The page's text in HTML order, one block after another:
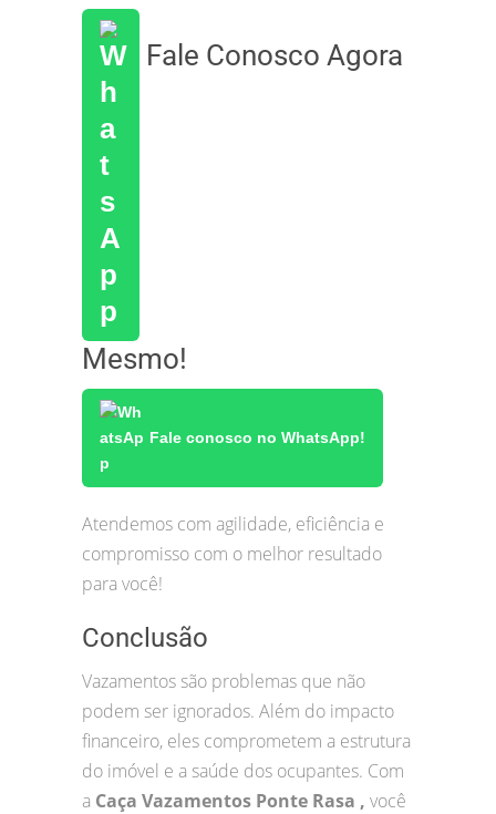
Fale Conosco Agora
Mesmo!
Fale conosco no WhatsApp!
Atendemos com agilidade, eficiência e
compromisso com o melhor resultado
para você!
Conclusão
Vazamentos são problemas que não
podem ser ignorados. Além do impacto
financeiro, eles comprometem a estrutura
do imóvel e a saúde dos ocupantes. Com
a Caça Vazamentos Ponte Rasa , você